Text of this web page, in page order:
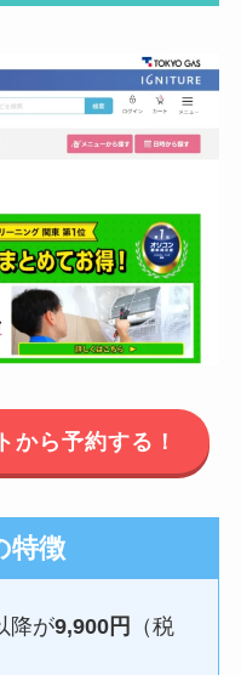
から予約する！
特徴
降が9,900円
（税